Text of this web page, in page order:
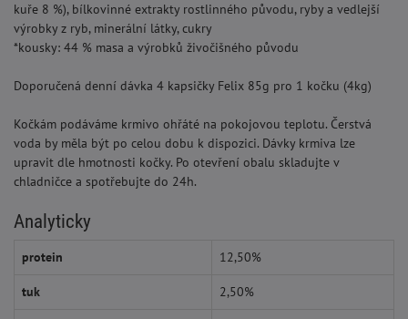
kuře 8 %), bílkovinné extrakty rostlinného původu, ryby a vedlejší
výrobky z ryb, minerální látky, cukry
*kousky: 44 % masa a výrobků živočišného původu
Doporučená denní dávka 4 kapsičky Felix 85g pro 1 kočku (4kg)
Kočkám podáváme krmivo ohřáté na pokojovou teplotu. Čerstvá
voda by měla být po celou dobu k dispozici. Dávky krmiva lze
upravit dle hmotnosti kočky. Po otevření obalu skladujte v
chladničce a spotřebujte do 24h.
Analyticky
protein 12,50%
tuk 2,50%